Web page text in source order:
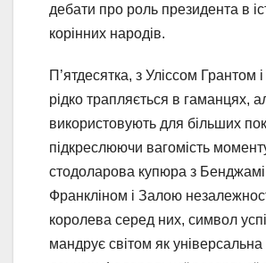
дебати про роль президента в
корінних народів.
П’ятдесятка, з Уліссом Грантом і
рідко трапляється в гаманцях,
використовують для більших
підкреслюючи вагомість
стодоларова купюра з
Франкліном і Залою
королева серед них, символ
мандрує світом як